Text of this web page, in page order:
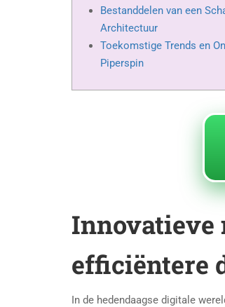
Bestanddelen van een
Architectuur
Toekomstige Trends en
Piperspin
Innovatieve
efficiëntere
In de hedendaagse digitale